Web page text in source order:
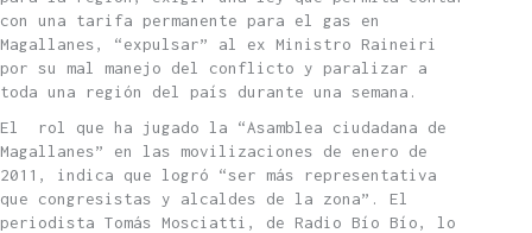
con una tarifa permanente para el gas en
Magallanes, “expulsar” al ex Ministro Raineiri
por su mal manejo del conflicto y paralizar a
toda una región del país durante una semana.
El rol que ha jugado la “Asamblea ciudadana de
Magallanes” en las movilizaciones de enero de
2011, indica que logró “ser más representativa
que congresistas y alcaldes de la zona”. El
periodista Tomás Mosciatti, de Radio Bío Bío, lo